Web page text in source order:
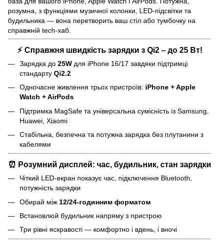
розумна, з функціями музичної колонки, LED-підсвітки та
будильника — вона перетворить ваш стіл або тумбочку на
справжній tech-хаб.
⚡ Справжня швидкість зарядки з Qi2 – до 25 Вт!
Зарядка до 25W для iPhone 16/17 завдяки підтримці
стандарту Qi2.2
Одночасне живлення трьох пристроїв: iPhone + Apple
Watch + AirPods
Підтримка MagSafe та універсальна сумісність із Samsung,
Huawei, Xiaomi
Стабільна, безпечна та потужна зарядка без плутанини з
кабелями
⏰ Розумний дисплей: час, будильник, стан зарядки
Чіткий LED-екран показує час, підключення Bluetooth,
потужність зарядки
Обирай між 12/24-годинним форматом
Встановлюй будильник напряму з пристрою
Три рівні яскравості — комфортно і вдень, і вночі